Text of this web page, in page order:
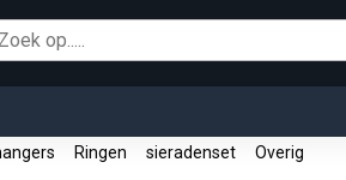
Ringen sieradenset Overig